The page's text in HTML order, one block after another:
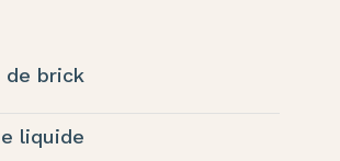
brick
liquide